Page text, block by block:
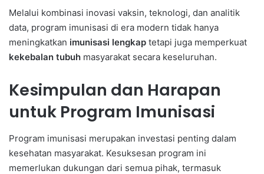
Melalui kombinasi inovasi vaksin, teknologi, dan analitik
data, program imunisasi di era modern tidak hanya
meningkatkan imunisasi lengkap tetapi juga memperkuat
kekebalan tubuh masyarakat secara keseluruhan.
Kesimpulan dan Harapan
untuk Program Imunisasi
Program imunisasi merupakan investasi penting dalam
kesehatan masyarakat. Kesuksesan program ini
memerlukan dukungan dari semua pihak, termasuk